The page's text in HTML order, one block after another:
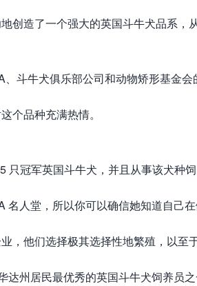
创造了一个强大的英国斗牛犬品系，
斗牛犬俱乐部公司和动物矫形基金会
个品种充满热情。
冠军英国斗牛犬，并且从事该犬种饲
人堂，所以你可以确信她知道自己在
，他们选择极其选择性地繁殖，以至
州居民最优秀的英国斗牛犬饲养员之